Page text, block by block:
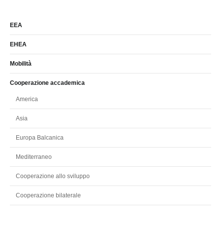
EEA
EHEA
Mobilità
Cooperazione accademica
America
Asia
Europa Balcanica
Mediterraneo
Cooperazione allo sviluppo
Cooperazione bilaterale